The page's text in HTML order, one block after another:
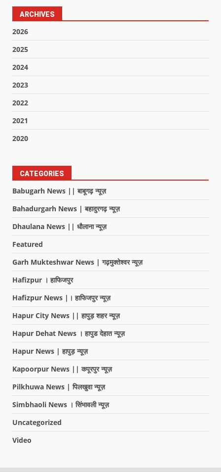
ARCHIVES
2026
2025
2024
2023
2022
2021
2020
CATEGORIES
Babugarh News || बाबूगढ़ न्यूज़
Bahadurgarh News | बहादुरगढ़ न्यूज़
Dhaulana News || धौलाना न्यूज़
Featured
Garh Mukteshwar News | गढ़मुक्तेश्वर न्यूज़
Hafizpur । हाफिजपुर
Hafizpur News |। हाफिजपुर न्यूज़
Hapur City News || हापुड़ शहर न्यूज़
Hapur Dehat News । हापुड देहात न्यूज़
Hapur News | हापुड़ न्यूज़
Kapoorpur News || कपूरपुर न्यूज़
Pilkhuwa News | पिलखुवा न्यूज़
Simbhaoli News । सिंभावली न्यूज़
Uncategorized
Video